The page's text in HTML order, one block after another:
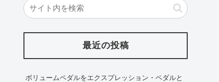
最近の投稿
ボリュームペダルをエクスプレッション・ペダルと